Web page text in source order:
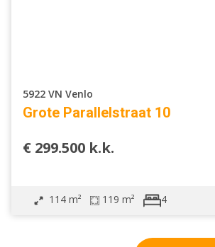
5922 VN Venlo
Grote Parallelstraat 10
€ 299.500 k.k.
114 m² 119 m² 4